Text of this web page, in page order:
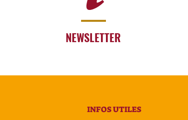
NEWSLETTER
INFOS UTILES